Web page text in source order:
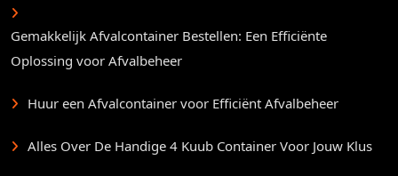
Gemakkelijk Afvalcontainer Bestellen: Een Efficiënte
Oplossing voor Afvalbeheer
Huur een Afvalcontainer voor Efficiënt Afvalbeheer
Alles Over De Handige 4 Kuub Container Voor Jouw Klus